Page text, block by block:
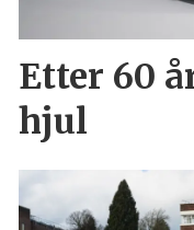
Etter 60
hjul